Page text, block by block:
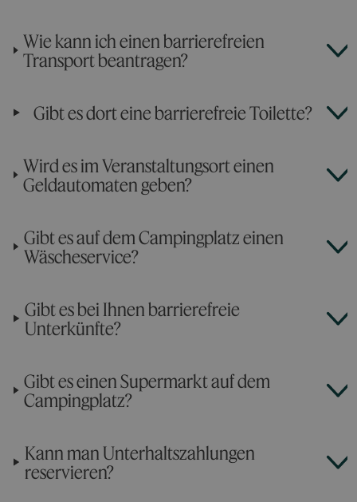
Wie kann ich einen barrierefreien
Transport beantragen?
Gibt es dort eine barrierefreie Toilette?
Wird es im Veranstaltungsort einen
Geldautomaten geben?
Gibt es auf dem Campingplatz einen
Wäscheservice?
Gibt es bei Ihnen barrierefreie
Unterkünfte?
Gibt es einen Supermarkt auf dem
Campingplatz?
Kann man Unterhaltszahlungen
reservieren?